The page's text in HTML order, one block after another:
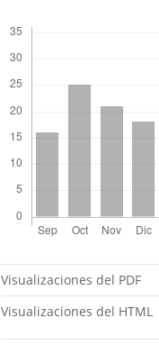
Visualizaciones del PDF
Visualizaciones del HTML